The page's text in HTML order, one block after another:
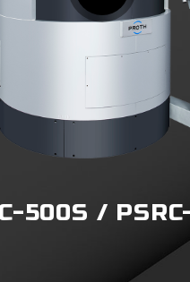
500S /